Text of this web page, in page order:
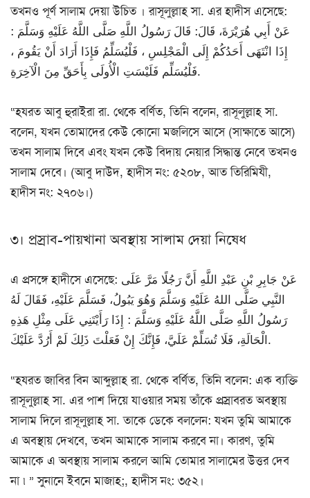
তখনও পূর্ণ সালাম দেয়া উচিত । রাসূলুল্লাহ সা. এর হাদীস এসেছে:
عَنْ أَبِي هُرَيْرَةَ، قَالَ: قَالَ رَسُولُ اللَّهِ صَلَّى اللَّهُ عَلَيْهِ وَسَلَّمَ :
إِذَا انْتَهَى أَحَدُكُمْ إِلَى الْمَجْلِسِ ، فَلْيُسَلِّمُ فَإِذَا أَرَادَ أَنْ يَقُومَ ،
فَلْيُسَلِّم فَلَيْسَتِ الْأُولَى بِأَحَقِّ مِنَ الْآخِرَةِ.
“হযরত আবু হুরাইরা রা. থেকে বর্ণিত, তিনি বলেন, রাসূলুল্লাহ সা.
বলেন, যখন তোমাদের কেউ কোনো মজলিসে আসে (সাক্ষাতে আসে)
তখন সালাম দিবে এবং যখন কেউ বিদায় নেয়ার সিদ্ধান্ত নেবে তখনও
সালাম দেবে। (আবু দাউদ, হাদীস নং: ৫২০৮, আত তিরিমিযী,
হাদীস নং: ২৭০৬।)
৩। প্রস্রাব-পায়খানা অবস্থায় সালাম দেয়া নিষেধ
এ প্রসঙ্গে হাদীসে এসেছে: عَنْ جَابِرِ بْنِ عَبْدِ اللَّهِ أَنَّ رَجُلًا مَرَّ عَلَى
النَّبِي صَلَّى اللهُ عَلَيْهِ وَسَلَّمَ وَهُوَ يَبُولُ، فَسَلَّمَ عَلَيْهِ، فَقَالَ لَهُ
رَسُولُ اللَّهِ صَلَّى اللَّهُ عَلَيْهِ وَسَلَّمَ : إِذَا رَأَيْتَنِي عَلَى مِثْلِ هَذِهِ
الْحَالَةِ، فَلَا تُسَلِّمْ عَلَيَّ، فَإِنَّكَ إِنْ فَعَلْتَ ذَلِكَ لَمْ أَرُدَّ عَلَيْكَ.
“হযরত জাবির বিন আব্দুল্লাহ রা. থেকে বর্ণিত, তিনি বলেন: এক ব্যক্তি
রাসূলুল্লাহ সা. এর পাশ দিয়ে যাওয়ার সময় তাঁকে প্রস্রাবরত অবস্থায়
সালাম দিলে রাসূলুল্লাহ সা. তাকে ডেকে বললেন: যখন তুমি আমাকে
এ অবস্থায় দেখবে, তখন আমাকে সালাম করবে না। কারণ, তুমি
আমাকে এ অবস্থায় সালাম করলে আমি তোমার সালামের উত্তর দেব
না ৷ ” সুনানে ইবনে মাজাহ;, হাদীস নং: ৩৫২।